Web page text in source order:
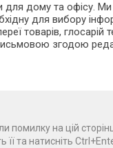
для дому та
для вибору
товарів, глосарій
згодою
помилку на цій
її та натисніть